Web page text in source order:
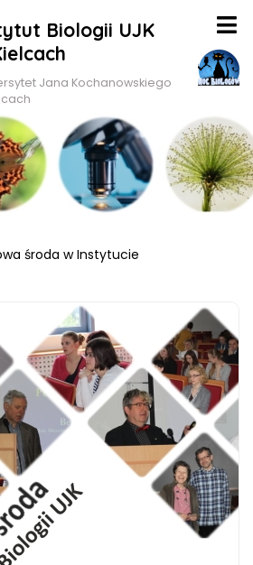
narzędzi
Biologii UJK
Jana Kochanowskiego
środa w Instytucie